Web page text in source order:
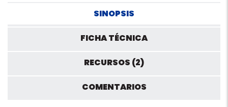
SINOPSIS
FICHA TÉCNICA
RECURSOS (2)
COMENTARIOS